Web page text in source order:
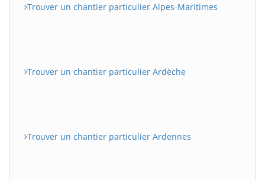
Trouver un chantier particulier Alpes-Maritimes
Trouver un chantier particulier Ardèche
Trouver un chantier particulier Ardennes